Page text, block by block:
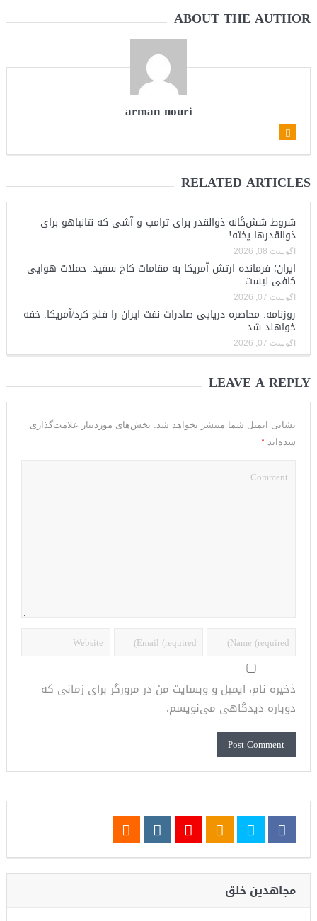
ABOUT THE AUTHOR
arman nouri
RELATED ARTICLES
شروط شش‌گانه ذوالقدر برای ترامپ و آشی که نتانیاهو برای
ذوالقدرها پخته!
آگوست 08, 2026
ایران؛ فرمانده ارتش آمریکا به مقامات کاخ سفید: حملات هوایی
کافی نیست
آگوست 07, 2026
روزنامه: محاصره دریایی صادرات نفت ایران را فلج کرد/آمریکا: خفه
خواهند شد
آگوست 07, 2026
LEAVE A REPLY
نشانی ایمیل شما منتشر نخواهد شد. بخش‌های موردنیاز علامت‌گذاری
شده‌اند *
ذخیره نام، ایمیل و وبسایت من در مرورگر برای زمانی که
دوباره دیدگاهی می‌نویسم.
مجاهدین خلق